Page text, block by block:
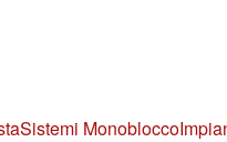
Sistemi Monoblocco